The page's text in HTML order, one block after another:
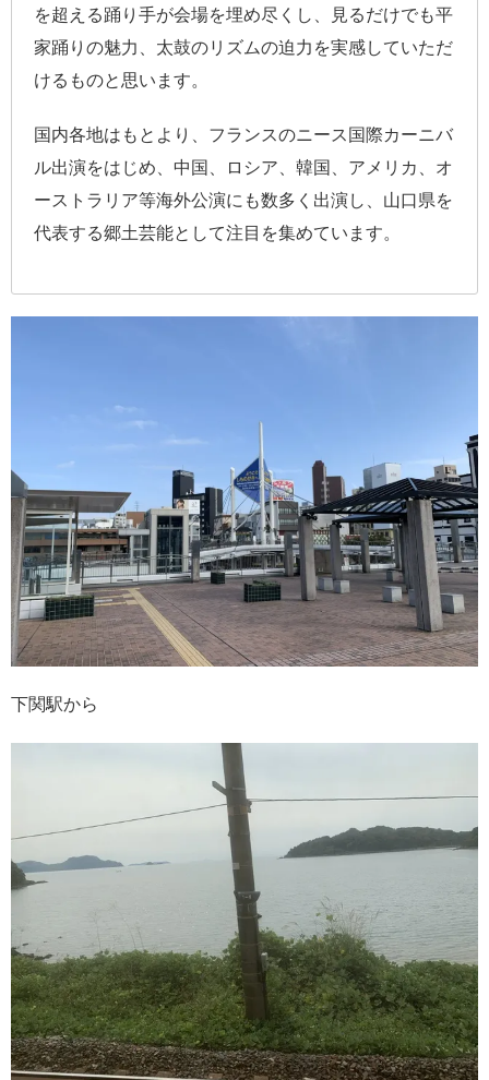
を超える踊り手が会場を埋め尽くし、見るだけでも平
家踊りの魅力、太鼓のリズムの迫力を実感していただ
けるものと思います。
国内各地はもとより、フランスのニース国際カーニバ
ル出演をはじめ、中国、ロシア、韓国、アメリカ、オ
ーストラリア等海外公演にも数多く出演し、山口県を
代表する郷土芸能として注目を集めています。
下関駅から